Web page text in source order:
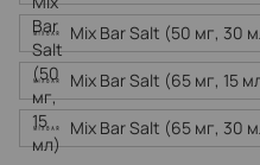
Mix Bar Salt (50 мг, 30
Mix Bar Salt (65 мг, 15
Mix Bar Salt (65 мг, 30